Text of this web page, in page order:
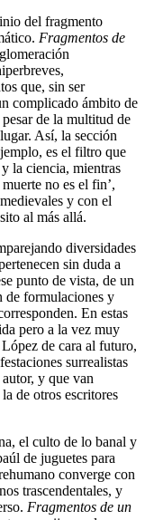
del fragmento
Fragmentos de
que, sin ser
complicado ámbito de
de la multitud de
Así, la sección
es el filtro que
la ciencia, mientras
no es el fin’,
y con el
al más allá.
diversidades
sin duda a
punto de vista, de un
de formulaciones y
En estas
pero a la vez muy
de cara al futuro,
surrealistas
y que van
de otros escritores
el culto de lo banal y
de juguetes para
converge con
trascendentales, y
Fragmentos de un